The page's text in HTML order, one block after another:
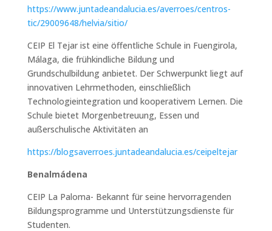
https://www.juntadeandalucia.es/averroes/centros-
tic/29009648/helvia/sitio/
CEIP El Tejar ist eine öffentliche Schule in Fuengirola,
Málaga, die frühkindliche Bildung und
Grundschulbildung anbietet. Der Schwerpunkt liegt auf
innovativen Lehrmethoden, einschließlich
Technologieintegration und kooperativem Lernen. Die
Schule bietet Morgenbetreuung, Essen und
außerschulische Aktivitäten an
https://blogsaverroes.juntadeandalucia.es/ceipeltejar
Benalmádena
CEIP La Paloma- Bekannt für seine hervorragenden
Bildungsprogramme und Unterstützungsdienste für
Studenten.